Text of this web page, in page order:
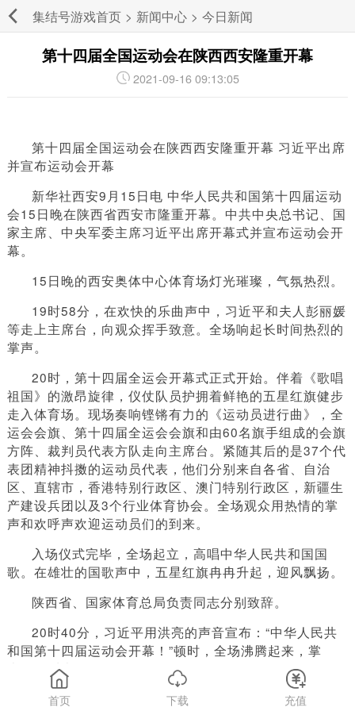
集结号游戏首页 > 新闻中心 > 今日新闻
第十四届全国运动会在陕西西安隆重开幕
2021-09-16 09:13:05
第十四届全国运动会在陕西西安隆重开幕 习近平出席
并宣布运动会开幕
新华社西安9月15日电 中华人民共和国第十四届运动
会15日晚在陕西省西安市隆重开幕。中共中央总书记、国
家主席、中央军委主席习近平出席开幕式并宣布运动会开
幕。
15日晚的西安奥体中心体育场灯光璀璨，气氛热烈。
19时58分，在欢快的乐曲声中，习近平和夫人彭丽媛
等走上主席台，向观众挥手致意。全场响起长时间热烈的
掌声。
20时，第十四届全运会开幕式正式开始。伴着《歌唱
祖国》的激昂旋律，仪仗队员护拥着鲜艳的五星红旗健步
走入体育场。现场奏响铿锵有力的《运动员进行曲》，全
运会会旗、第十四届全运会会旗和由60名旗手组成的会旗
方阵、裁判员代表方队走向主席台。紧随其后的是37个代
表团精神抖擞的运动员代表，他们分别来自各省、自治
区、直辖市，香港特别行政区、澳门特别行政区，新疆生
产建设兵团以及3个行业体育协会。全场观众用热情的掌
声和欢呼声欢迎运动员们的到来。
入场仪式完毕，全场起立，高唱中华人民共和国国
歌。在雄壮的国歌声中，五星红旗冉冉升起，迎风飘扬。
陕西省、国家体育总局负责同志分别致辞。
20时40分，习近平用洪亮的声音宣布：“中华人民共
和国第十四届运动会开幕！”顿时，全场沸腾起来，掌
声、欢呼声经久不息。
伴随着第十四届全运会会歌的旋律，全运会会旗和第
首页 下载 充值